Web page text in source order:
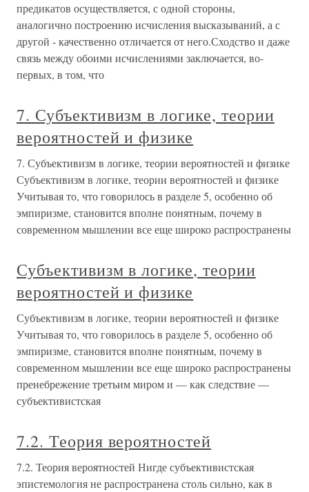
предикатов осуществляется, с одной стороны,
аналогично построению исчисления высказываний, а с
другой - качественно отличается от него.Сходство и даже
связь между обоими исчислениями заключается, во-
первых, в том, что
7. Субъективизм в логике, теории
вероятностей и физике
7. Субъективизм в логике, теории вероятностей и физике
Субъективизм в логике, теории вероятностей и физике
Учитывая то, что говорилось в разделе 5, особенно об
эмпиризме, становится вполне понятным, почему в
современном мышлении все еще широко распространены
Субъективизм в логике, теории
вероятностей и физике
Субъективизм в логике, теории вероятностей и физике
Учитывая то, что говорилось в разделе 5, особенно об
эмпиризме, становится вполне понятным, почему в
современном мышлении все еще широко распространены
пренебрежение третьим миром и — как следствие —
субъективистская
7.2. Теория вероятностей
7.2. Теория вероятностей Нигде субъективистская
эпистемология не распространена столь сильно, как в